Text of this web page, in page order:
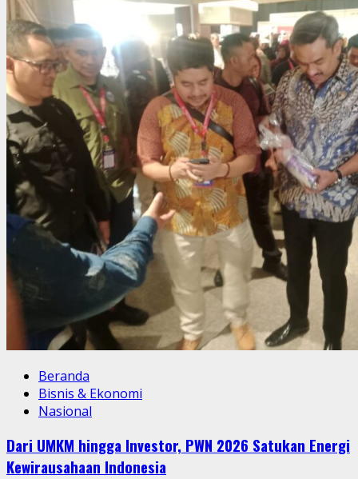
Beranda
Bisnis & Ekonomi
Nasional
Dari UMKM hingga Investor, PWN 2026 Satukan Energi
Kewirausahaan Indonesia